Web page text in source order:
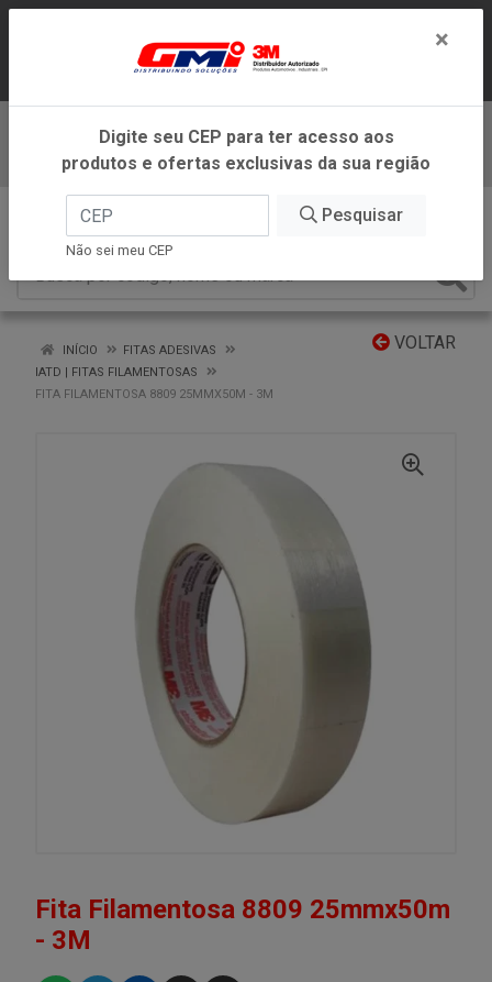
ATENDIMENTO DENTRO DO ESTADO DE
MINAS GERAIS.
Baixe já nosso APP
VOLTAR
INÍCIO
FITAS ADESIVAS
IATD | FITAS FILAMENTOSAS
FITA FILAMENTOSA 8809 25MMX50M - 3M
Fita Filamentosa 8809 25mmx50m
- 3M
×
Digite seu CEP para ter acesso aos
produtos e ofertas exclusivas da sua região
Pesquisar
Não sei meu CEP